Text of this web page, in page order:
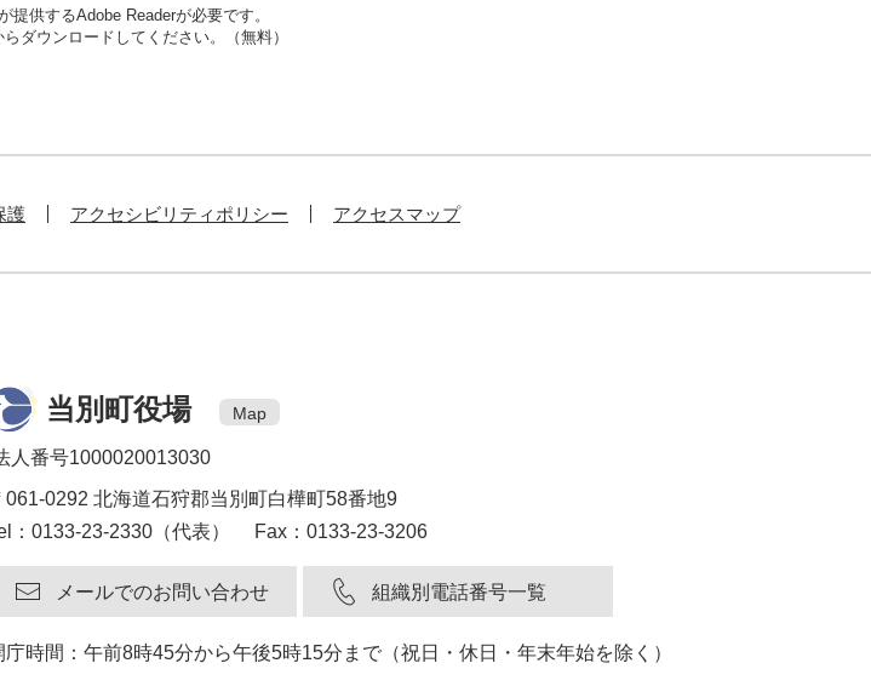
供するAdobe Readerが必要です。
ダウンロードしてください。（無料）
護 アクセシビリティポリシー アクセスマップ
当別町役場 Map
人番号1000020013030
061-0292 北海道石狩郡当別町白樺町58番地9
：0133-23-2330（代表） Fax：0133-23-3206
メールでのお問い合わせ 組織別電話番号一覧
庁時間：午前8時45分から午後5時15分まで（祝日・休日・年末年始を除く）